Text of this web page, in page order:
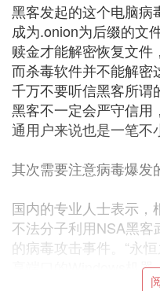
黑客发起的这个电脑病
成为.onion为后缀的文
赎金才能解密恢复文件
而杀毒软件并不能解密
千万不要听信黑客所谓
黑客不一定会严守信用
通用户来说也是一笔不
其次需要注意病毒爆发
国内的专业人士表示，
不法分子利用NSA黑客
的病毒攻击事件。“永
享端口的Windows机
机上网，不法分子就